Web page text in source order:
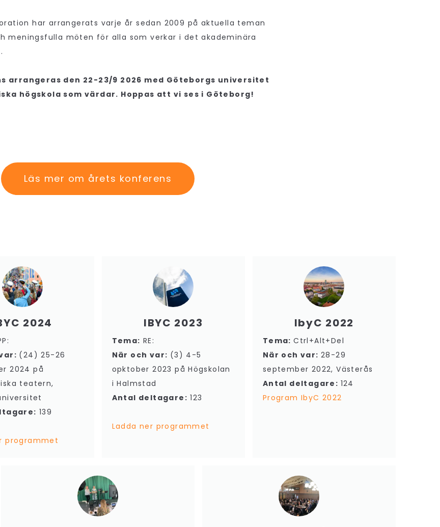
har arrangerats varje år sedan 2009 på aktuella teman
meningsfulla möten för alla som verkar i det akademinära
arrangeras den 22-23/9 2026 med Göteborgs universitet
högskola som värdar. Hoppas att vi ses i Göteborg!
Läs mer om årets konferens
2024
(24) 25-26
2024 på
teatern,
139
programmet
IBYC 2023
Tema: RE:
När och var: (3) 4-5
opktober 2023 på Högskolan
i Halmstad
Antal deltagare: 123
Ladda ner programmet
IbyC 2022
Tema:Ctrl+Alt+Del
När och var: 28-29
september 2022, Västerås
Antal deltagare: 124
Program IbyC 2022